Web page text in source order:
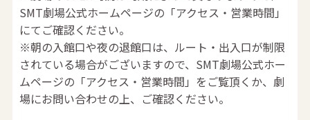
SMT劇場公式ホームページの「アクセス・営業時間」
にてご確認ください。
※朝の入館口や夜の退館口は、ルート・出入口が制限
されている場合がございますので、SMT劇場公式ホー
ムページの「アクセス・営業時間」をご覧頂くか、劇
場にお問い合わせの上、ご確認ください。